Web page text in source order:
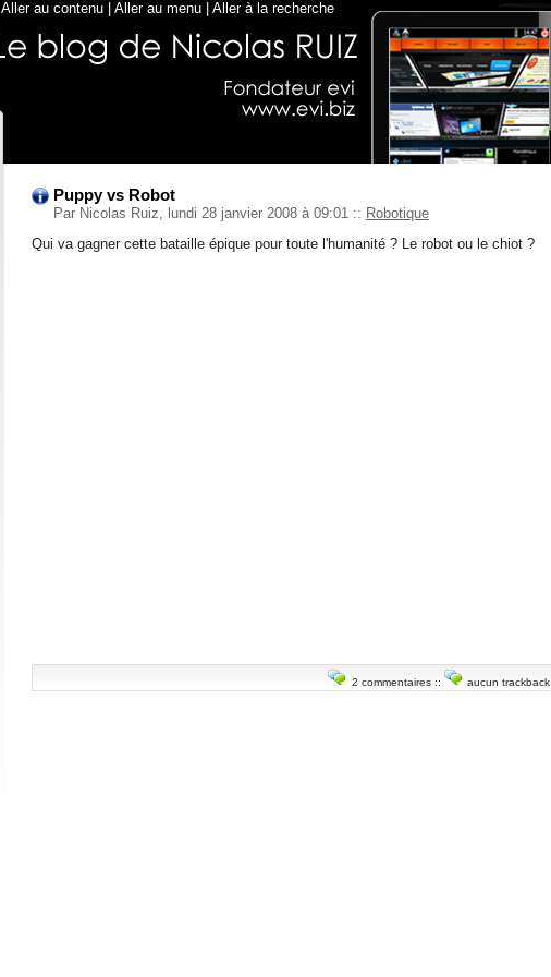
Aller au contenu Aller au menu Aller à la recherche
Puppy vs Robot
Par Nicolas Ruiz, lundi 28 janvier 2008 à 09:01 :: Robotique
Qui va gagner cette bataille épique pour toute l'humanité ? Le robot ou le chiot ?
2 commentaires :: aucun trackback